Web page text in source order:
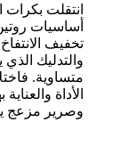
انتقلت
أساسيات
تخفيف
والتدليك
متساوية.
الأداة
وصرير مزعج